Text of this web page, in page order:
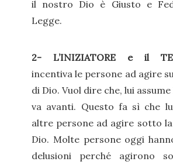
il nostro Dio è Giusto e
Legge.
2- L’INIZIATORE e il
incentiva le persone ad agire
di Dio. Vuol dire che, lui assume
va avanti. Questo fa sì che
altre persone ad agire sotto
Dio. Molte persone oggi
delusioni perché agirono